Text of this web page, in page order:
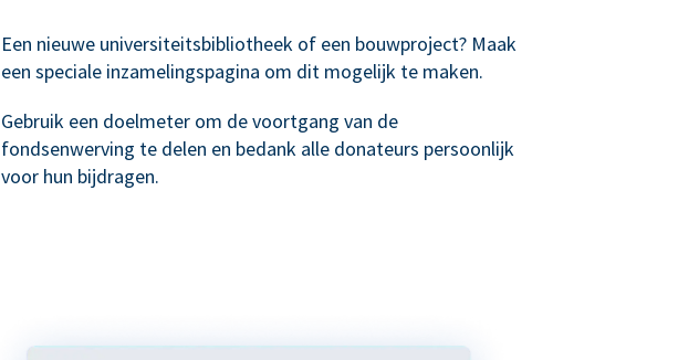
Een nieuwe universiteitsbibliotheek of een bouwproject? Maak
een speciale inzamelingspagina om dit mogelijk te maken.
Gebruik een doelmeter om de voortgang van de
fondsenwerving te delen en bedank alle donateurs persoonlijk
voor hun bijdragen.